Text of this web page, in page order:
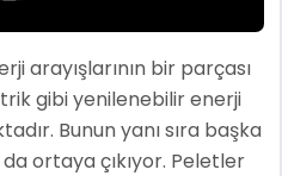
arayışlarının bir parçası
gibi yenilenebilir enerji
Bunun yanı sıra başka
ortaya çıkıyor. Peletler